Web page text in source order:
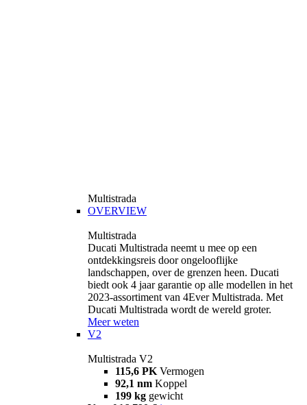
Multistrada
OVERVIEW
Multistrada
Ducati Multistrada neemt u mee op een
ontdekkingsreis door ongelooflijke
landschappen, over de grenzen heen. Ducati
biedt ook 4 jaar garantie op alle modellen in het
2023-assortiment van 4Ever Multistrada. Met
Ducati Multistrada wordt de wereld groter.
Meer weten
V2
Multistrada V2
115,6 PK Vermogen
92,1 nm Koppel
199 kg gewicht